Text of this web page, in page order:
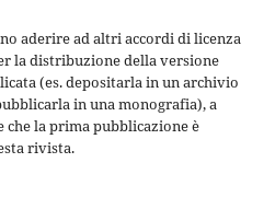
aderire ad altri accordi di licenza
la distribuzione della versione
(es. depositarla in un archivio
in una monografia), a
che la prima pubblicazione è
rivista.